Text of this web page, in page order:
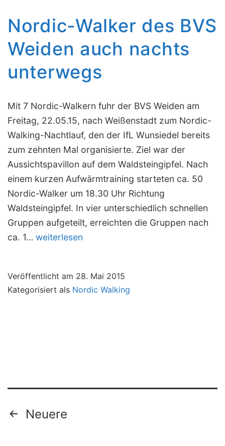
Nordic-Walker des BVS
Weiden auch nachts
unterwegs
Mit 7 Nordic-Walkern fuhr der BVS Weiden am
Freitag, 22.05.15, nach Weißenstadt zum Nordic-
Walking-Nachtlauf, den der IfL Wunsiedel bereits
zum zehnten Mal organisierte. Ziel war der
Aussichtspavillon auf dem Waldsteingipfel. Nach
einem kurzen Aufwärmtraining starteten ca. 50
Nordic-Walker um 18.30 Uhr Richtung
Waldsteingipfel. In vier unterschiedlich schnellen
Gruppen aufgeteilt, erreichten die Gruppen nach
ca. 1… Nordic-
BVS
Weiden
weiterlesen
Veröffentlicht am 28. Mai 2015
Kategorisiert als Nordic Walking
Seitennummerierung
Neuere